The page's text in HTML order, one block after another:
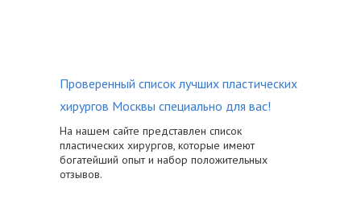
Проверенный список лучших пластических
хирургов Москвы специально для вас!
На нашем сайте представлен список
пластических хирургов, которые имеют
богатейший опыт и набор положительных
отзывов.